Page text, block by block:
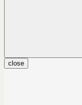
close